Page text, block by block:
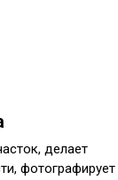
делает
фотографирует